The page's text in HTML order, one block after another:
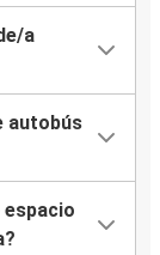
a
autobús
espacio